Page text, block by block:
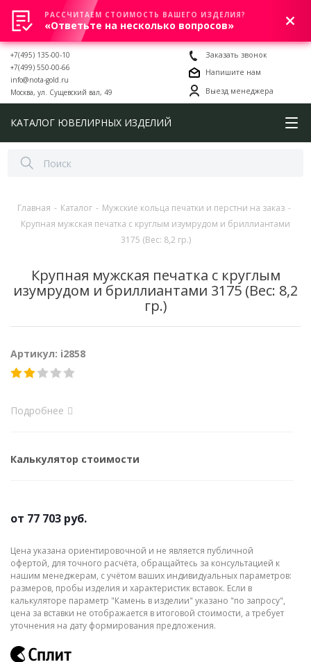
0
+7(495) 135-00-10
+7(499) 550-00-66
info@nota-gold.ru
Москва, ул. Сущевский вал, 49
Заказать звонок
Напишите нам
Выезд менеджера
КАТАЛОГ ЮВЕЛИРНЫХ ИЗДЕЛИЙ
Главная - Каталог - Мужские кольца печатки и перстни на заказ -
Крупная мужская печатка с круглым изумрудом и бриллиантами
3175 (Вес: 8,2 гр.)
Крупная мужская печатка с круглым
изумрудом и бриллиантами 3175 (Вес: 8,2
гр.)
Артикул: i2858
Подробнее
Калькулятор стоимости
от 77 703 руб.
Цена указана ориентировочной и не является публичной
офертой, для точного расчёта, обращайтесь за консультацией к
нашим менеджерам, с учётом ваших индивидуальных параметров:
размеров, пробы изделия и характеристик вставок. Если в
калькуляторе параметр "Камень в изделии" указано "по запросу",
цена за вставки не отображается в итоговой стоимости, а требует
уточнения на дату формирования предложения.
РАССЧИТАЕМ СТОИМОСТЬ ВАШЕГО ИЗДЕЛИЯ?
«Ответьте на несколько вопросов»